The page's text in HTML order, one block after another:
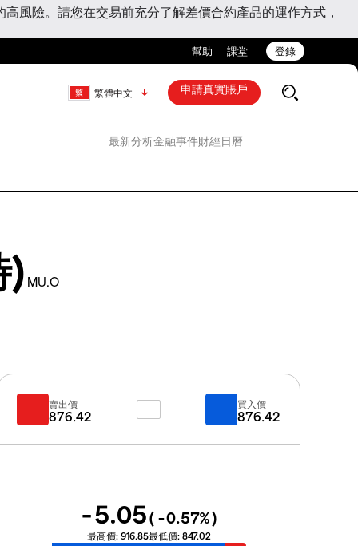
風險。請您在交易前充分了解差價合約產品的運作方式，
幫助 課堂 登錄
繁體中文 申請真實賬戶
最新分析金融事件財經日曆
) MU.O
賣出價
876.42
買入價
876.42
-5.05( -0.57%)
最高價: 916.85最低價: 847.02